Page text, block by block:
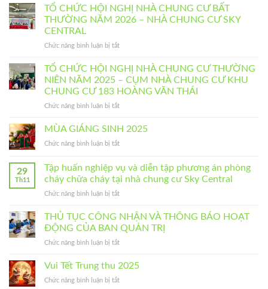
–
CỤM
CƯ
CHUNG
CƯ
183
VĂN
CHUNG
CƯ
NĂM
–
NHÀ
CHUNG
SKY
Bính
2026
TỔ CHỨC HỘI NGHỊ NHÀ CHUNG CƯ BẤT
THƯỜNG NĂM 2026 – NHÀ CHUNG CƯ SKY
CENTRAL
Chức năng bình luận bị tắtở
CHỨC
HỘI
NGHỊ
NHÀ
CHUNG
BẤT
NĂM
–
NHÀ
CƯ
CENTRAL
TỔ CHỨC HỘI NGHỊ NHÀ CHUNG CƯ THƯỜNG
NIÊN NĂM 2025 – CỤM NHÀ CHUNG CƯ KHU
CHUNG CƯ 183 HOÀNG VĂN THÁI
Chức năng bình luận bị tắtở
CHỨC
NGHỊ
CHUNG
CƯ
NIÊN
2025
–
CƯ
KHU
MÙA GIÁNG SINH 2025
Chức năng bình luận bị tắtở
GIÁNG
SINH
2025
29
Th11
Tập huấn nghiệp vụ và diễn tập phương án phòng
cháy chữa cháy tại nhà chung cư Sky Central
Chức năng bình luận bị tắtở
huấn
nghiệp
vụ
và
tập
án
THỦ TỤC CÔNG NHẬN VÀ THÔNG BÁO HOẠT
ĐỘNG CỦA BAN QUẢN TRỊ
Chức năng bình luận bị tắtở
TỤC
NHẬN
Vui Tết Trung thu 2025
Chức năng bình luận bị tắtở